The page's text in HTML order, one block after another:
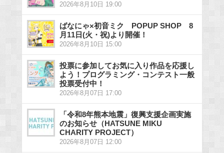
2026年8月10日 19:00
ばなにゃ×初音ミク POPUP SHOP 8
月11日(火・祝)より開催！
2026年8月10日 15:00
投票に参加してお気に入り作品を応援し
よう！プログラミング・コンテスト一般
投票受付中！
2026年8月07日 17:00
「令和8年熊本地震」復興支援企画実施
のお知らせ（HATSUNE MIKU
CHARITY PROJECT）
2026年8月07日 12:00